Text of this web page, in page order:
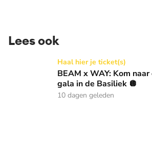
Lees ook
BEAM x WAY: Kom naar ons
Haal hier je ticket(s)
BEAM x WAY: Kom
gala in de Basiliek 🪩
10 dagen geleden